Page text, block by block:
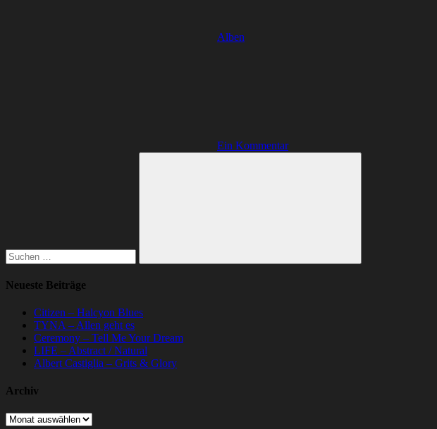
Alben
Ein Kommentar
Suchen
Neueste Beiträge
Citizen – Halcyon Blues
TYNA – Allen geht es
Ceremony – Tell Me Your Dream
LIFE – Abstract / Natural
Albert Castiglia – Grits & Glory
Archiv
Archiv